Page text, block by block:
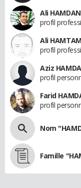
Ali
profil
Ali
profil
Aziz
profil
Farid
profil
Nom
Famille